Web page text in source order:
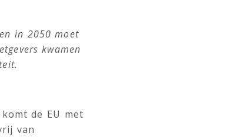
in 2050 moet
kwamen
de EU met
van